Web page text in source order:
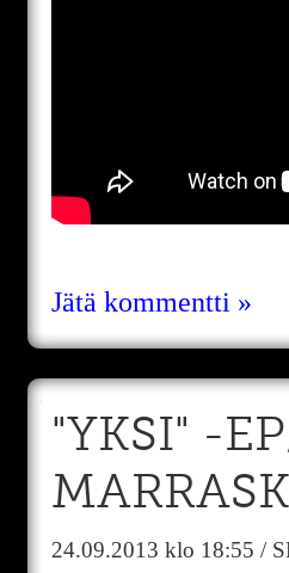
Jätä kommentti »
"YKSI" -
24.09.2013 klo 18:55 /